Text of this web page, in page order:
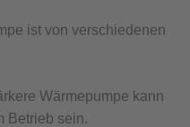
ist von verschiedenen
Wärmepumpe kann
Betrieb sein.